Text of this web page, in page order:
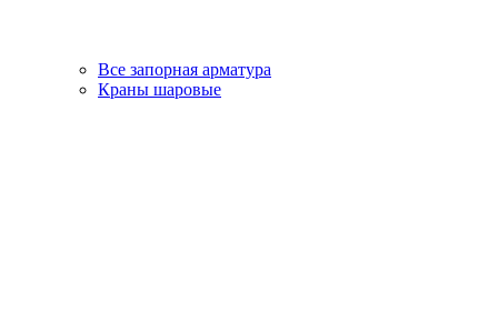
Все запорная арматура
Краны шаровые